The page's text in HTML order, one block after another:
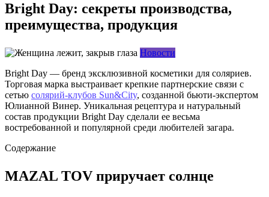
Bright Day: секреты производства,
преимущества, продукция
Новости
Bright Day — бренд эксклюзивной косметики для соляриев.
Торговая марка выстраивает крепкие партнерские связи с
сетью солярий-клубов Sun&City, созданной бьюти-экспертом
Юлианной Винер. Уникальная рецептура и натуральный
состав продукции Bright Day сделали ее весьма
востребованной и популярной среди любителей загара.
Содержание
MAZAL TOV приручает солнце